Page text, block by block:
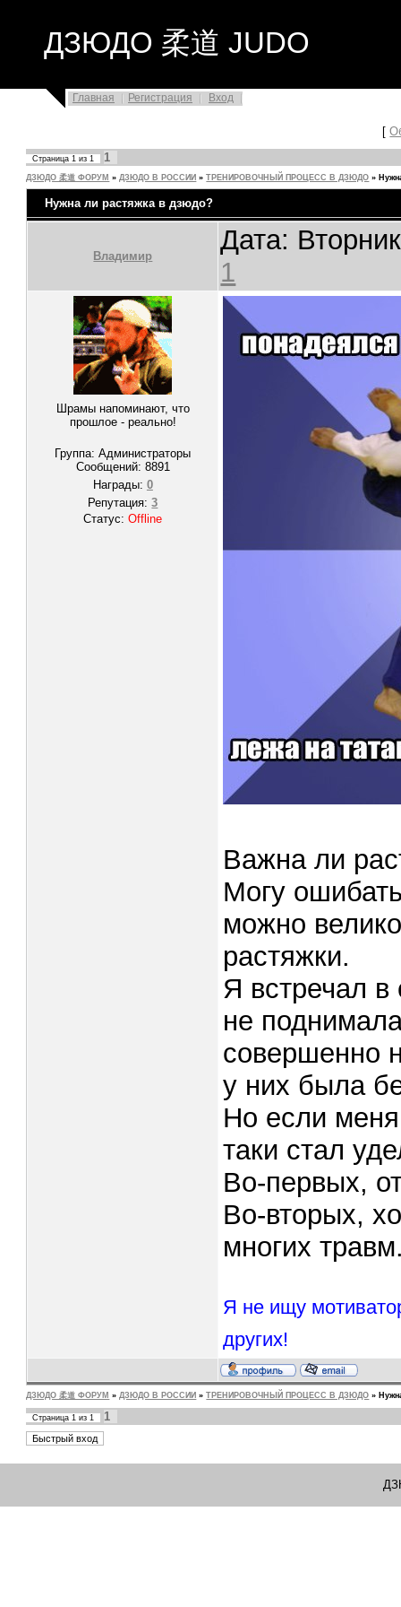
ДЗЮДО 柔道 JUDO
Главная Регистрация Вход
[
Страница1 из1 1
ДЗЮДО 柔道 ФОРУМ » ДЗЮДО В РОССИИ » ТРЕНИРОВОЧНЫЙ ПРОЦЕСС В ДЗЮДО »
Нужна ли растяжка в дзюдо?
Владимир
Дата:
1
Шрамы напоминают, что
прошлое - реально!
Группа: Администраторы
Сообщений: 8891
Награды: 0
Репутация:3
Статус:Offline
Важна ли
Могу
можно
растяжки.
Я встречал в
не
совершенно
у них была
Но если
таки стал
Во-первых,
Во-вторых,
многих
Я не ищу
других!
ДЗЮДО 柔道 ФОРУМ » ДЗЮДО В РОССИИ » ТРЕНИРОВОЧНЫЙ ПРОЦЕСС В ДЗЮДО »
Страница1 из1 1